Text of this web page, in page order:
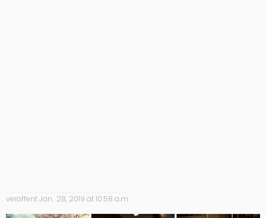
veröffentJan.. 28, 2019 at 10:58 a.m.